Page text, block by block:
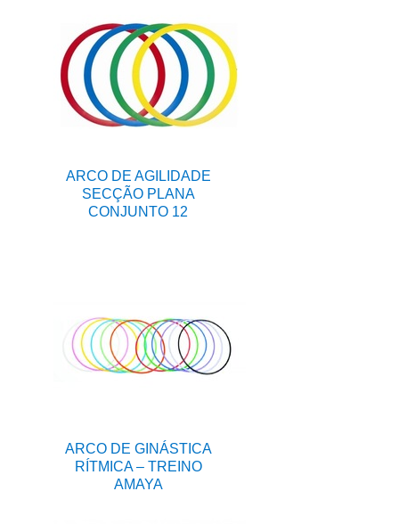
ARCO DE AGILIDADE
SECÇÃO PLANA
CONJUNTO 12
ARCO DE GINÁSTICA
RÍTMICA – TREINO
AMAYA